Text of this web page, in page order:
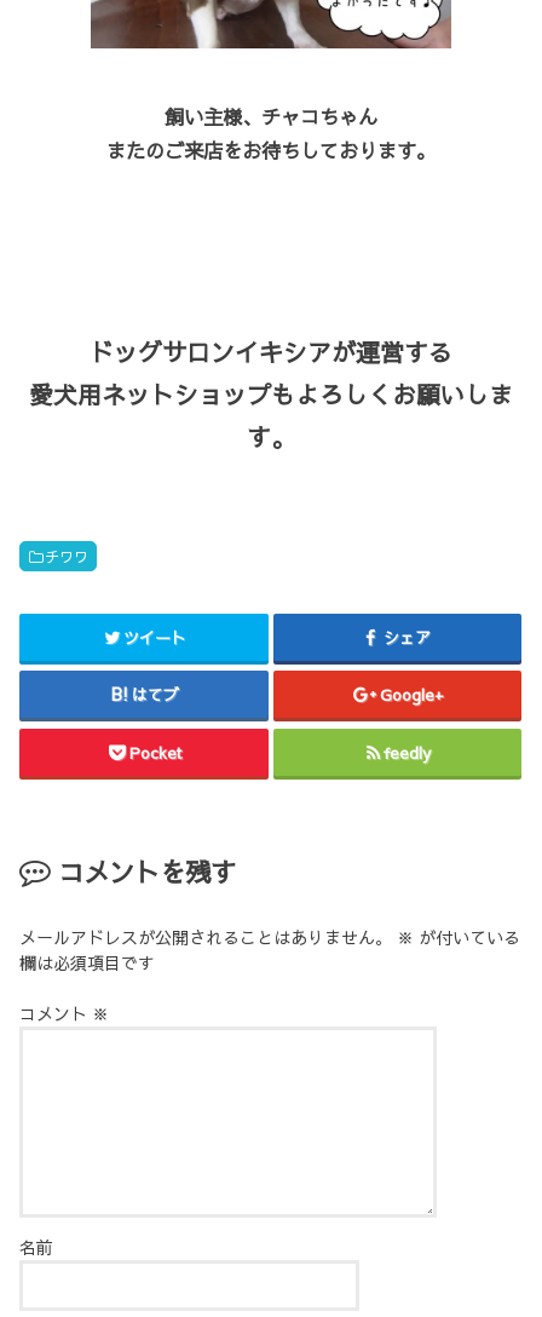
飼い主様、チャコちゃん
またのご来店をお待ちしております。
ドッグサロンイキシアが運営する
愛犬用ネットショップもよろしくお願いしま
す。
チワワ
ツイート シェア
はてブ Google+
Pocket feedly
コメントを残す
メールアドレスが公開されることはありません。 ※ が付いている
欄は必須項目です
コメント ※
名前